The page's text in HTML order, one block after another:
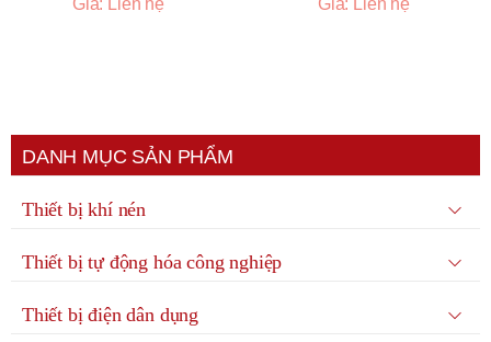
Giá: Liên hệ Giá: Liên hệ
DANH MỤC SẢN PHẨM
Thiết bị khí nén
Thiết bị tự động hóa công nghiệp
Thiết bị điện dân dụng